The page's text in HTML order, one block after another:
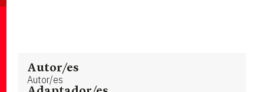
Autor/es
Autor/es